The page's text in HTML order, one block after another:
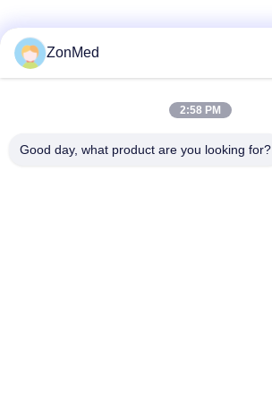
अर्थ दंत मॉड...
ZonMed
2:58 PM
Good day, what product are you looking for?